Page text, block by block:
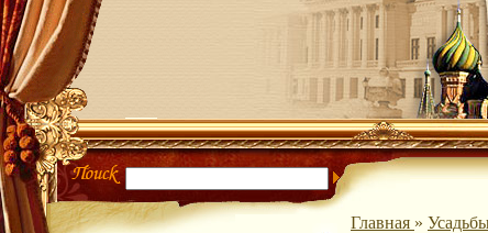
Главная »